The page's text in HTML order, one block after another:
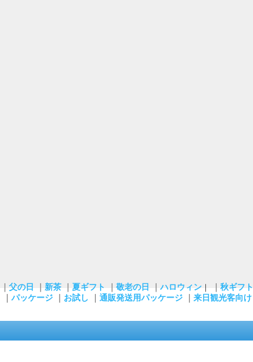
父の日 新茶 夏ギフト 敬老の日 ｜ハロウィン｜
秋ギフト
パッケージ お試し 通販発送用パッケージ 来日観光客向け